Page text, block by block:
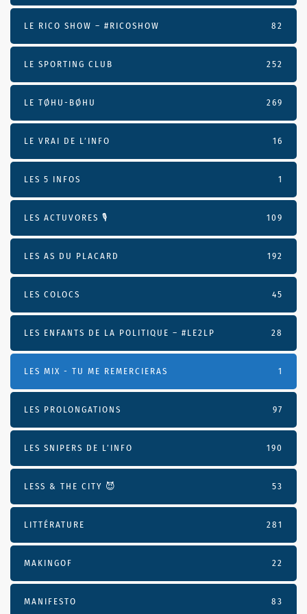
LE RICO SHOW – #RICOSHOW 82
LE SPORTING CLUB 252
LE TØHU-BØHU 269
LE VRAI DE L’INFO 16
LES 5 INFOS 1
LES ACTUVORES 🎙 109
LES AS DU PLACARD 192
LES COLOCS 45
LES ENFANTS DE LA POLITIQUE – #LE2LP 28
LES MIX - TU ME REMERCIERAS 1
LES PROLONGATIONS 97
LES SNIPERS DE L’INFO 190
LESS & THE CITY 😈 53
LITTÉRATURE 281
MAKINGOF 22
MANIFESTO 83